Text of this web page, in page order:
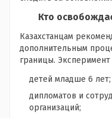
Кто
Казахстанцам
дополнительным
границы. Эксперимент
детей младше 6 лет;
дипломатов и
организаций;